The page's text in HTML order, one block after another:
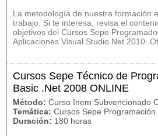
La metodología de nuestra formación
trabajo. Si te interesa, revisa el
objetivos del Cursos Sepe
Aplicaciones Visual Studio.Net 2010.
Cursos Sepe Técnico de
Basic .Net 2008 ONLINE
Método: Curso Inem Subvencionado
Temática: Cursos Sepe
Duración: 180 horas